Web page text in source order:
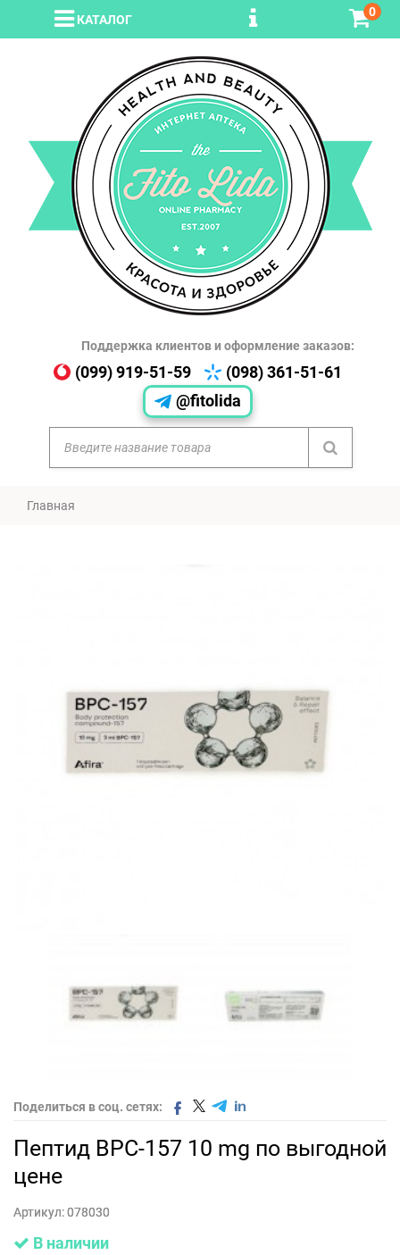
КАТАЛОГ
0
Поддержка клиентов и оформление заказов:
(099) 919-51-59
(098) 361-51-61
@fitolida
Главная
Поделиться в соц. сетях:
Пептид BPC-157 10 mg по выгодной
цене
Артикул:078030
В наличии